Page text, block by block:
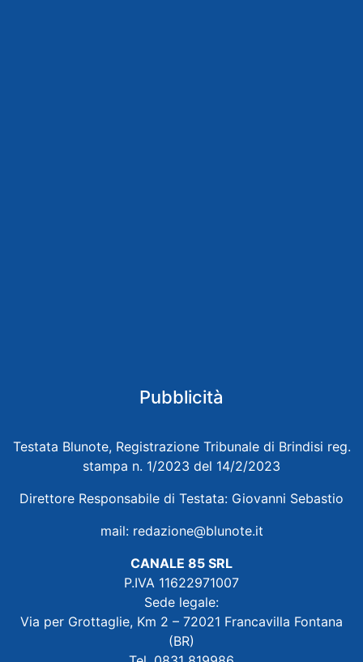
Pubblicità
Testata Blunote, Registrazione Tribunale di Brindisi reg.
stampa n. 1/2023 del 14/2/2023
Direttore Responsabile di Testata: Giovanni Sebastio
mail: redazione@blunote.it
CANALE 85 SRL
P.IVA 11622971007
Sede legale:
Via per Grottaglie, Km 2 – 72021 Francavilla Fontana
(BR)